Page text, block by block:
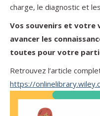
charge, le diagnostic et
Vos souvenirs et votre
avancer les
toutes pour votre
Retrouvez l’article
https://